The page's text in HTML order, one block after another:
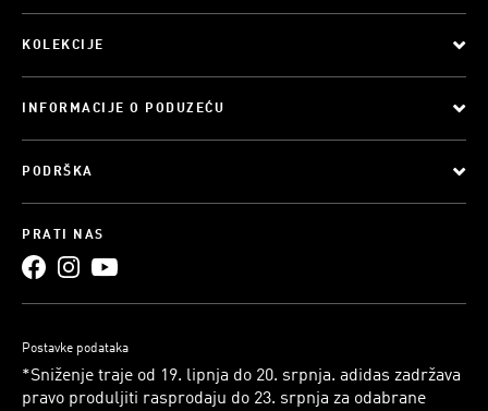
KOLEKCIJE
INFORMACIJE O PODUZEĆU
PODRŠKA
PRATI NAS
Postavke podataka
*Sniženje traje od 19. lipnja do 20. srpnja. adidas zadržava
pravo produljiti rasprodaju do 23. srpnja za odabrane